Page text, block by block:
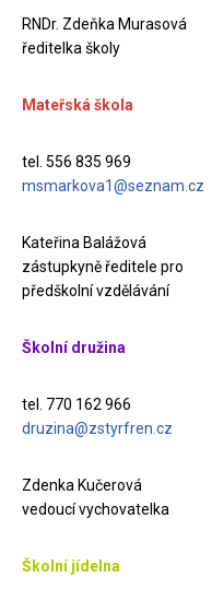
RNDr. Zdeňka Murasová
ředitelka školy
Mateřská škola
tel. 556 835 969
msmarkova1@seznam.cz
Kateřina Balážová
zástupkyně ředitele pro
předškolní vzdělávání
Školní družina
tel. 770 162 966
druzina@zstyrfren.cz
Zdenka Kučerová
vedoucí vychovatelka
Školní jídelna